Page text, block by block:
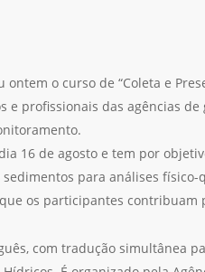
ontem o curso de “Coleta e
e profissionais das agências
16 de agosto e tem por
para análises
os participantes
com tradução simultânea